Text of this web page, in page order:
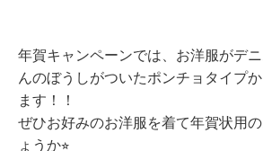
年賀キャンペーンでは、お洋服がデ
んのぼうしがついたポンチョタイプ
ます！！
ぜひお好みのお洋服を着て年賀状用
ょうか⭐︎